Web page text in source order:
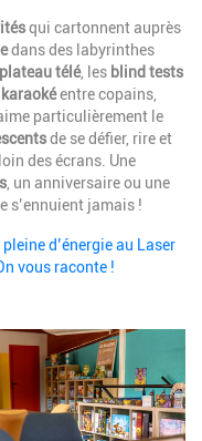
qui cartonnent auprès
dans des labyrinthes
télé, les blind tests
karaokéentre copains,
particulièrement le
de se défier, rire et
des écrans. Une
, un anniversaire ou une
s’ennuient jamais !
d’énergie au Laser
vous raconte !